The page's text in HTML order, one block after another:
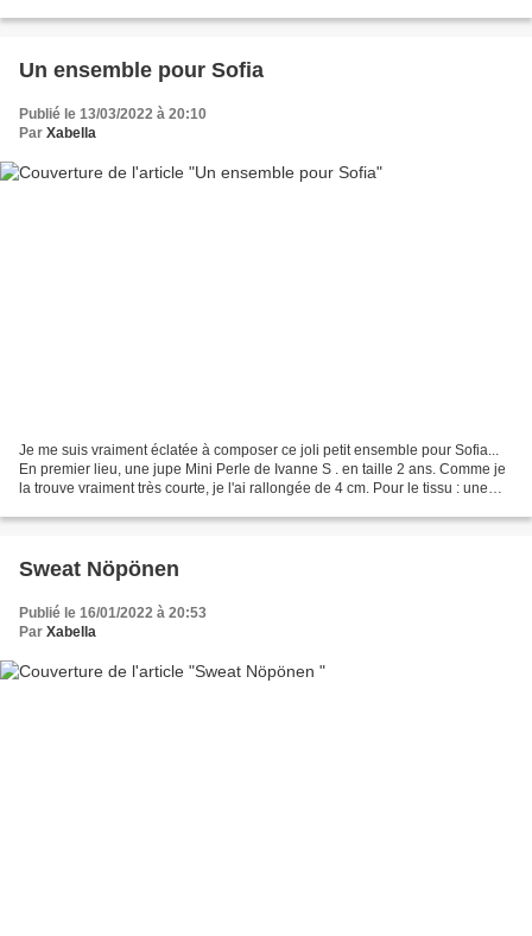
Un ensemble pour Sofia
Publié le 13/03/2022 à 20:10
Par Xabella
Je me suis vraiment éclatée à composer ce joli petit ensemble pour Sofia...
En premier lieu, une jupe Mini Perle de Ivanne S . en taille 2 ans. Comme je
la trouve vraiment très courte, je l'ai rallongée de 4 cm. Pour le tissu : une
Sweat Nöpönen
Publié le 16/01/2022 à 20:53
Par Xabella